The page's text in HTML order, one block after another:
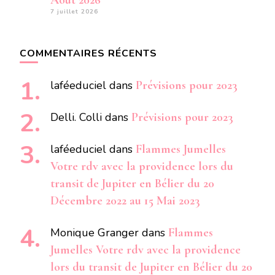
7 juillet 2026
COMMENTAIRES RÉCENTS
laféeduciel dans Prévisions pour 2023
Delli. Colli dans Prévisions pour 2023
laféeduciel dans Flammes Jumelles
Votre rdv avec la providence lors du
transit de Jupiter en Bélier du 20
Décembre 2022 au 15 Mai 2023
Monique Granger dans Flammes
Jumelles Votre rdv avec la providence
lors du transit de Jupiter en Bélier du 20